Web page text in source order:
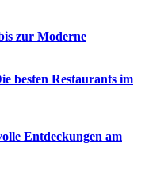
zur Moderne
besten Restaurants im
Entdeckungen am